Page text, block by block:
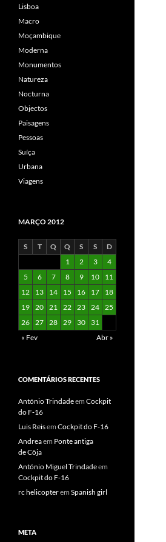
Lisboa
Macro
Moçambique
Moderna
Monumentos
Natureza
Nocturna
Objectos
Paisagens
Pessoas
Suíça
Urbana
Viagens
MARÇO 2012
S T Q Q S S
D
1
2 3
4
5
6 7 8 9 10
11
12
13 14 15 16 17
18
19 20 21 22 23 24 25
26 27 28 29 30
31
« Fev
Abr »
COMENTÁRIOS RECENTES
António Trindadeem Cockpit
do F‑16
Luis Reisem Cockpit do F‑16
Andreaem Ponte antiga
de Côja
António Miguel Trindadeem
Cockpit do F‑16
rc helicopterem Spanish girl
META